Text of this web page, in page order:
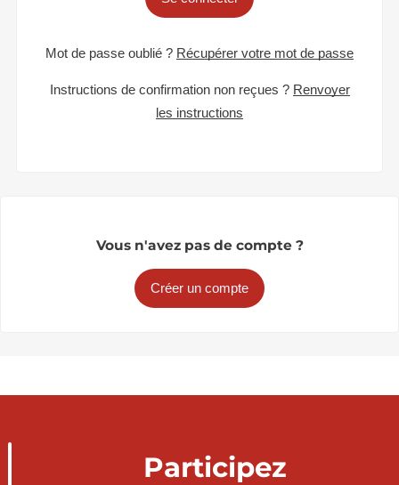
Mot de passe oublié ? Récupérer votre mot de passe
Instructions de confirmation non reçues ? Renvoyer
les instructions
Vous n'avez pas de compte ?
Créer un compte
Participez